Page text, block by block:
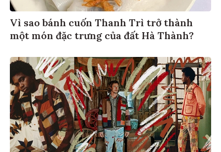
Vì sao bánh cuốn Thanh Trì trở thành
một món đặc trưng của đất Hà Thành?